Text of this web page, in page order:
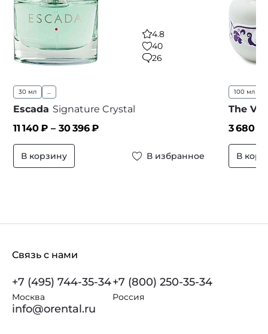
4.8
40
26
30 мл
Escada Signature Crystal
11 140₽ – 30 396₽
В корзину В избранное
100 мл
The
3 680
В
Связь с нами
+7 (495) 744-35-34
Москва
+7 (800) 250-35-34
Россия
info@orental.ru